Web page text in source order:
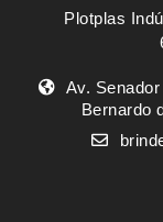
Plotplas
Av.
Bernardo